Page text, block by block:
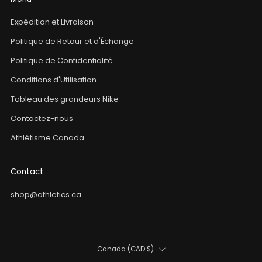
Expédition et Livraison
Politique de Retour et d'Échange
Politique de Confidentialité
Conditions d'Utilisation
Tableau des grandeurs Nike
Contactez-nous
Athlétisme Canada
Contact
shop@athletics.ca
Pays Canada (CAD $)